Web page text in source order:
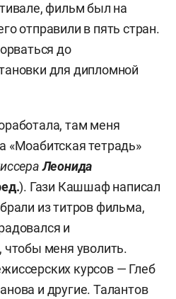
фильм был на
отправили в пять стран.
до
для дипломной
там меня
«Моабитская тетрадь»
Леонида
). Гази Кашшаф написал
из титров фильма,
и
чтобы меня уволить.
курсов — Глеб
и другие. Талантов